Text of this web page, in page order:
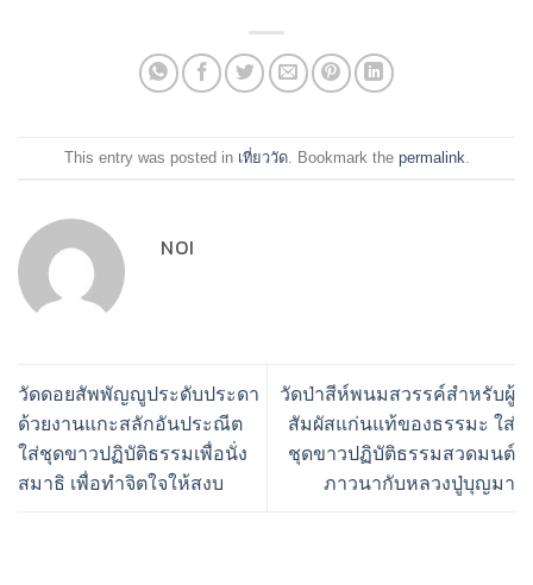
This entry was posted in เที่ยววัด. Bookmark the permalink
NOI
วัดดอยสัพพัญญูประดับประดา
ด้วยงานแกะสลักอันประณีต
ใส่ชุดขาวปฏิบัติธรรมเพื่อนั่ง
สมาธิ เพื่อทำจิตใจให้สงบ
วัดป่าสีห์พนมสวรรค์สำหรับผู้
สัมผัสแก่นแท้ของธรรมะ ใส่
ชุดขาวปฏิบัติธรรมสวดมนต์
ภาวนากับหลวงปู่บุญมา